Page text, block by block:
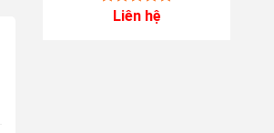
Liên hệ